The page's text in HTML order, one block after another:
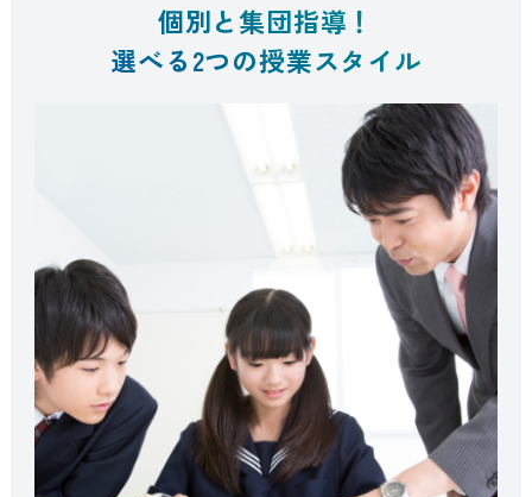
個別と集団指導！
選べる2つの授業スタイル